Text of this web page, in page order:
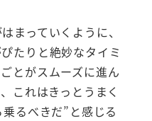
まっていくように、
たりと絶妙なタイミ
とがスムーズに進ん
これはきっとうまく
るべきだ”と感じる